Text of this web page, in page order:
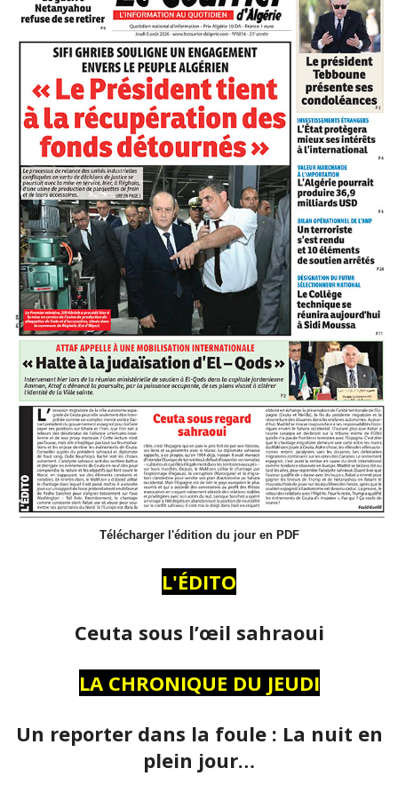
Télécharger l'édition du jour en PDF
L'ÉDITO
Ceuta sous l’œil sahraoui
LA CHRONIQUE DU JEUDI
Un reporter dans la foule : La nuit en
plein jour…